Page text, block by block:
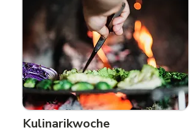
Kulinarikwoche